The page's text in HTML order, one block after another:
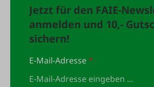
Jetzt für den FAIE-
anmelden und 10,-
sichern!
E-Mail-Adresse*